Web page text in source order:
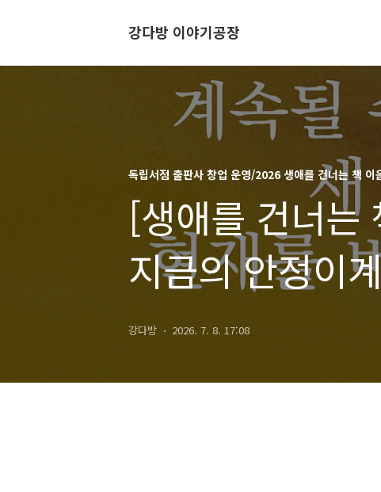
강다방 이야기공장
독립서점 출판사 창업 운영/2026 생애를 건너는 책 이
[생애를 건너는
지금의 안정이
두려워요
강다방 2026. 7. 8. 17:08